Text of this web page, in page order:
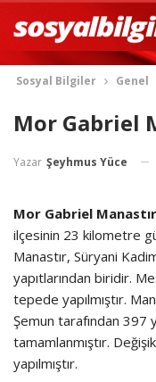
Sosyal Bilgiler Genel
Mor Gabriel
Yazar Şeyhmus Yüce
Mor Gabriel
ilçesinin 23 kilometre
Manastır, Süryani
yapıtlarından biridir.
tepede yapılmıştır.
Şemun tarafından 397
tamamlanmıştır.
yapılmıştır.